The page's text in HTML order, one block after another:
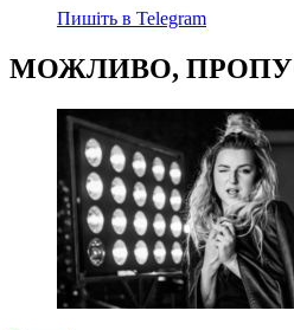
Пишіть в Telegram
МОЖЛИВО,